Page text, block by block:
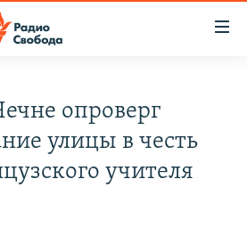
опроверг
улицы в честь
учителя